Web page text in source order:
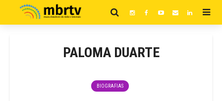
PALOMA DUARTE
BIOGRAFIAS